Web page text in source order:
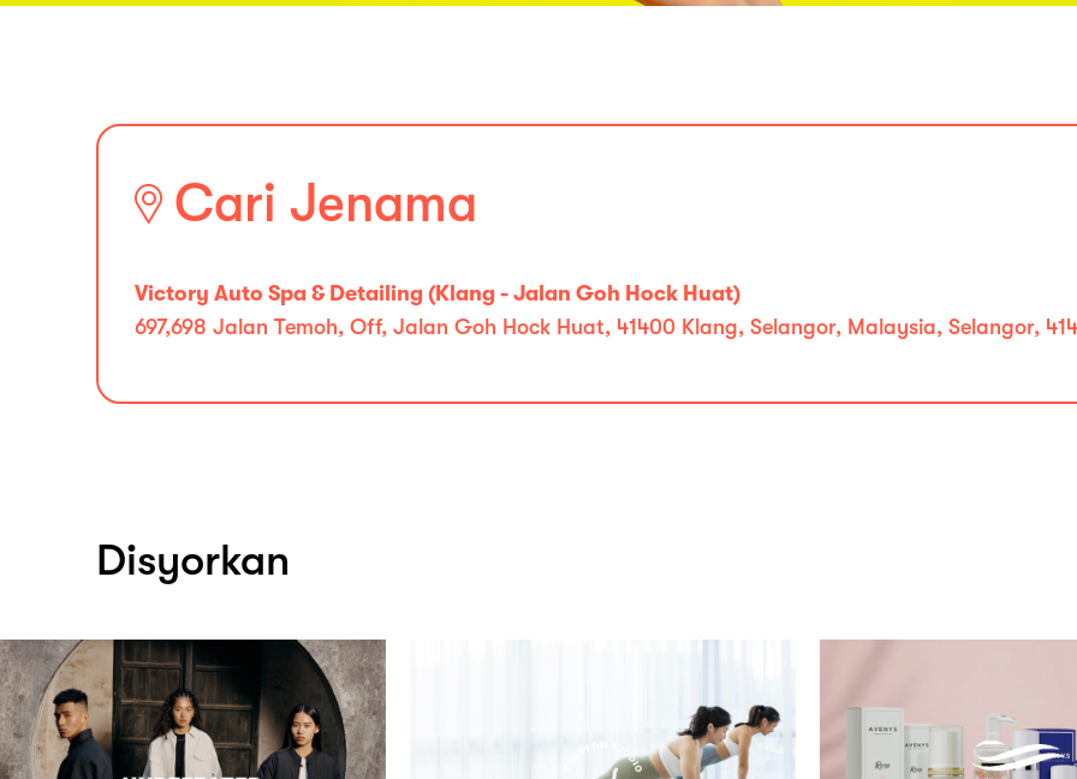
Cari Jenama
Victory Auto Spa & Detailing (Klang - Jalan Goh Hock Huat)
697,698 Jalan Temoh, Off, Jalan Goh Hock Huat, 41400 Klang, Selangor, Malaysia, Selangor,
Disyorkan